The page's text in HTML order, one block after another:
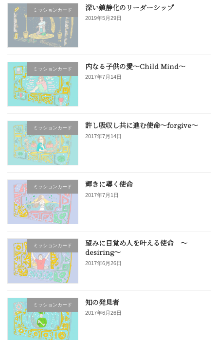
ミッションカード 深い鎮静化のリーダーシップ
2019年5月29日
ミッションカード 内なる子供の愛〜Child Mind〜
2017年7月14日
ミッションカード 許し吸収し共に進む使命〜forgive〜
2017年7月14日
ミッションカード 輝きに導く使命
2017年7月1日
ミッションカード
望みに目覚め人を叶える使命 〜
desiring〜
2017年6月26日
ミッションカード 知の発見者
2017年6月26日